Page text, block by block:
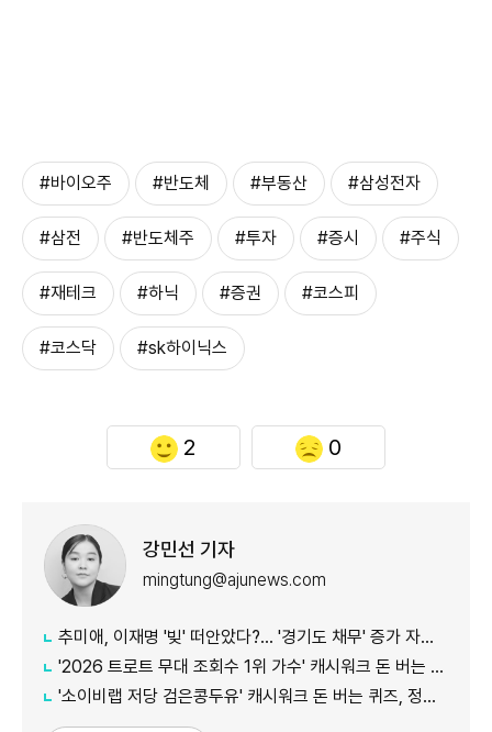
#바이오주 #반도체 #부동산 #삼성전자
#삼전 #반도체주 #투자 #증시 #주식
#재테크 #하닉 #증권 #코스피
#코스닥 #sk하이닉스
2 0
강민선 기자
mingtung@ajunews.com
추미애, 이재명 '빚' 떠안았다?… '경기도 채무' 증가 자료 실시간 확산
'2026 트로트 무대 조회수 1위 가수' 캐시워크 돈 버는 퀴즈, 정답은?
'소이비랩 저당 검은콩두유' 캐시워크 돈 버는 퀴즈, 정답은?